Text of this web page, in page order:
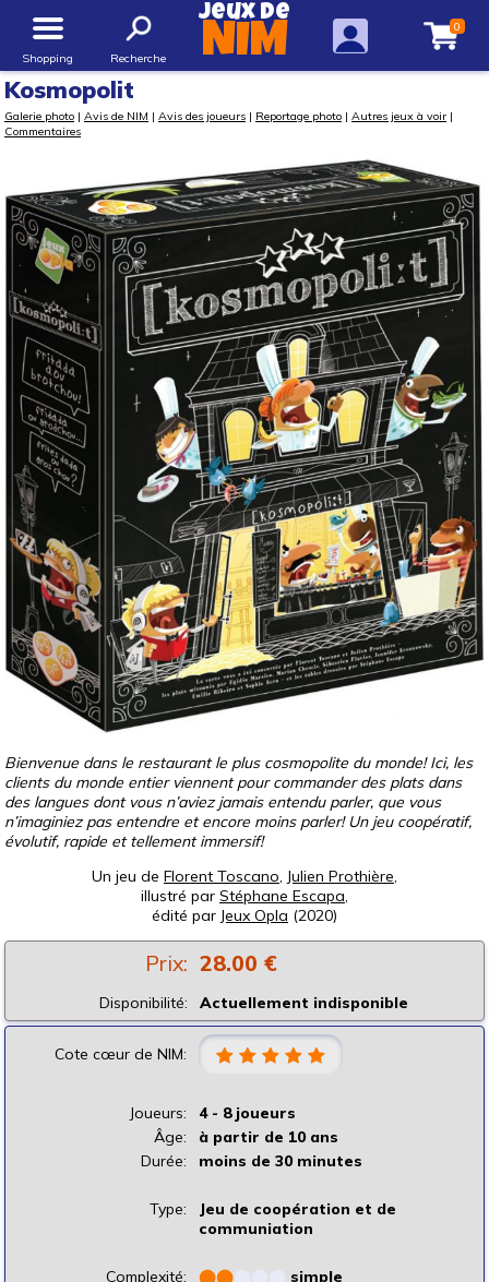
Shopping Recherche
Jeux de
NIM 0
Kosmopolit
Galerie photo | Avis de NIM | Avis des joueurs | Reportage photo | Autres jeux à voir |
Commentaires
Bienvenue dans le restaurant le plus cosmopolite du monde! Ici, les
clients du monde entier viennent pour commander des plats dans
des langues dont vous n’aviez jamais entendu parler, que vous
n’imaginiez pas entendre et encore moins parler! Un jeu coopératif,
évolutif, rapide et tellement immersif!
Un jeu de Florent Toscano, Julien Prothière,
illustré par Stéphane Escapa,
édité par Jeux Opla (2020)
Prix: 28.00 €
Disponibilité: Actuellement indisponible
Cote cœur de NIM:
Joueurs:
4 - 8 joueurs
Âge:
à partir de 10 ans
Durée:
moins de 30 minutes
Type:
Jeu de coopération et de
communiation
Complexité: ⬤⬤
simple